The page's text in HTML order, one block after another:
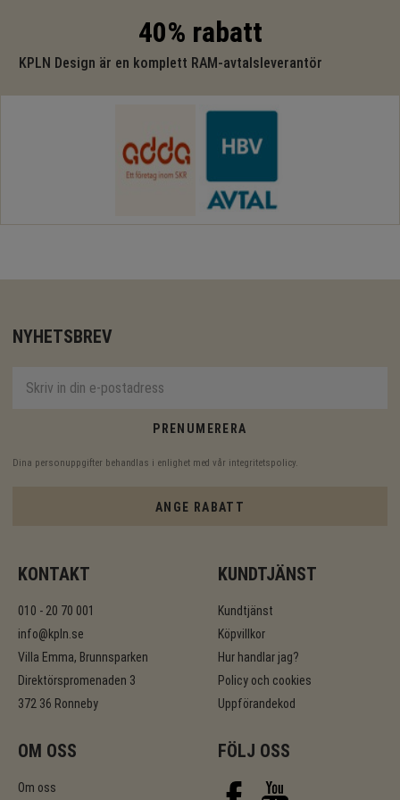
40% rabatt
KPLN Design är en komplett RAM-avtalsleverantör
NYHETSBREV
PRENUMERERA
Dina personuppgifter behandlas i enlighet med vår integritetspolicy
ANGE RABATT
KONTAKT
010 - 20 70 001
info@kpln.se
Villa Emma, Brunnsparken
Direktörspromenaden 3
372 36 Ronneby
KUNDTJÄNST
Kundtjänst
Köpvillkor
Hur handlar jag?
Policy och cookies
Uppförandekod
OM OSS
Om oss
FÖLJ OSS